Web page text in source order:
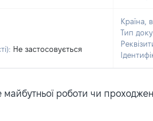
Не застосовується
Країна,
Тип
роботи чи